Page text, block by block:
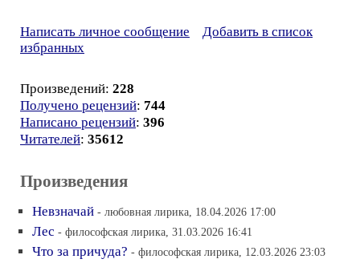
Написать личное сообщение
Добавить в список
избранных
Произведений: 228
Получено рецензий: 744
Написано рецензий: 396
Читателей: 35612
Произведения
Невзначай - любовная лирика, 18.04.2026 17:00
Лес - философская лирика, 31.03.2026 16:41
Что за причуда? - философская лирика, 12.03.2026 23:03